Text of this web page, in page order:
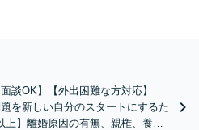
談OK】【外出困難な方対応】
を新しい自分のスタートにするた
】離婚原因の有無、親権、養育